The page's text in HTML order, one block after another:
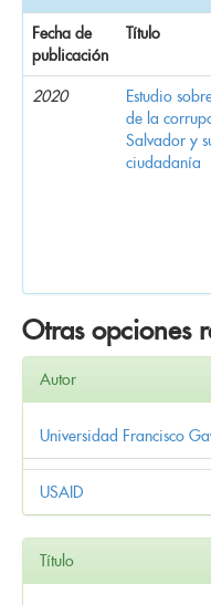
Fecha de
publicación
Título
2020
Estudio
de la
Salvador y
ciudadanía
Otras opciones
Autor
Universidad Francisco
USAID
Título